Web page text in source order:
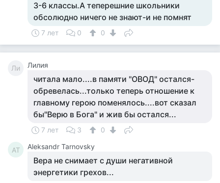
3-6 классы.А теперешние школьники
обсолюдно ничего не знают-и не помнят
7 лет 0 0
Ли Лилия
читала мало....в памяти "ОВОД" остался-
обревелась...только теперь отношение к
главному герою поменялось....вот сказал
бы"Верю в Бога" и жив бы остался...
7 лет 3 0
AT Aleksandr Tarnovsky
Вера не снимает с души негативной
энергетики грехов...